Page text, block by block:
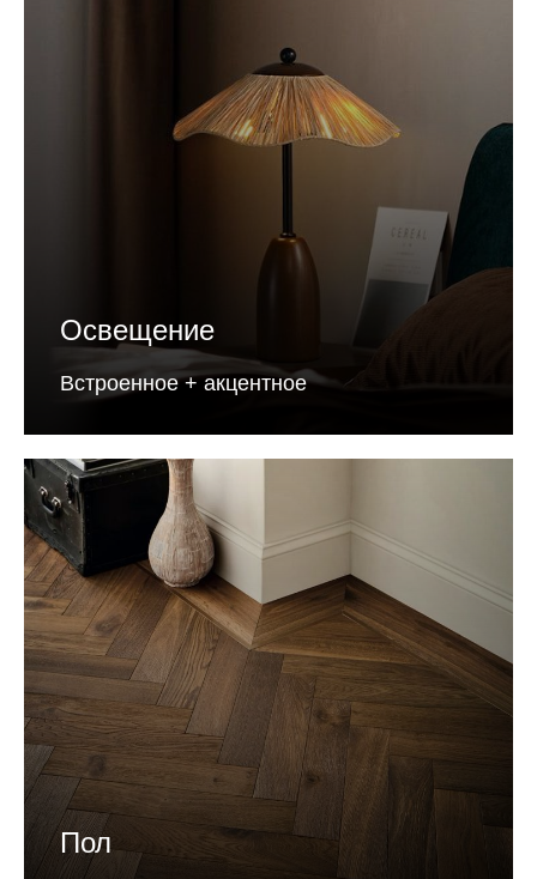
Освещение
Встроенное + акцентное
Пол